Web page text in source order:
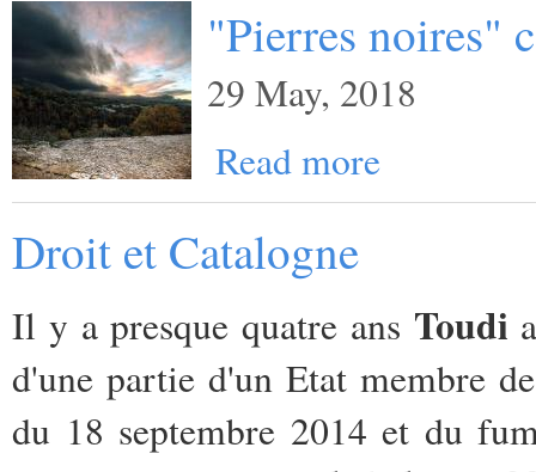
"Pierres noires"
29 May, 2018
Read more
Droit et Catalogne
Il y a presque quatre ans Toudi
d'une partie d'un Etat membre
du 18 septembre 2014 et du